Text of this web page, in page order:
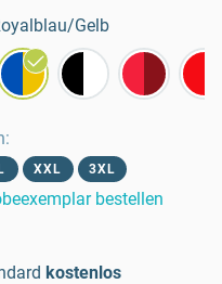
Gelb
:
XXL 3XL
bestellen
kostenlos